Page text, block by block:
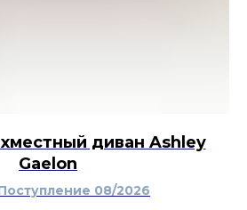
диван Ashley
Gaelon
08/2026